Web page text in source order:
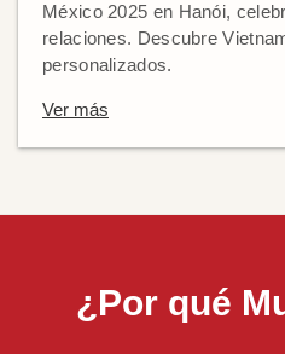
México 2025 en Hanói,
relaciones. Descubre
personalizados.
Ver más
¿Por qué